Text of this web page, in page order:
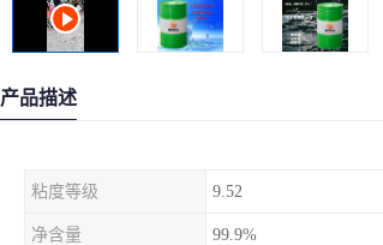
产品描述
粘度等级 9.52
净含量 99.9%